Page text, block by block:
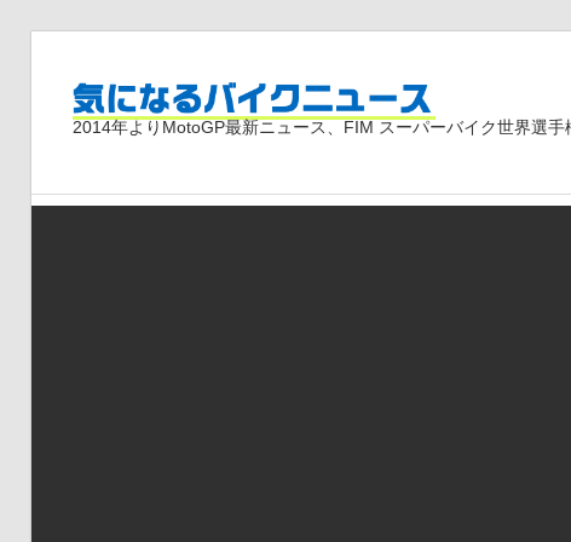
気
に
2014年よりMotoGP最新ニュース、FIM スーパーバイク世界選